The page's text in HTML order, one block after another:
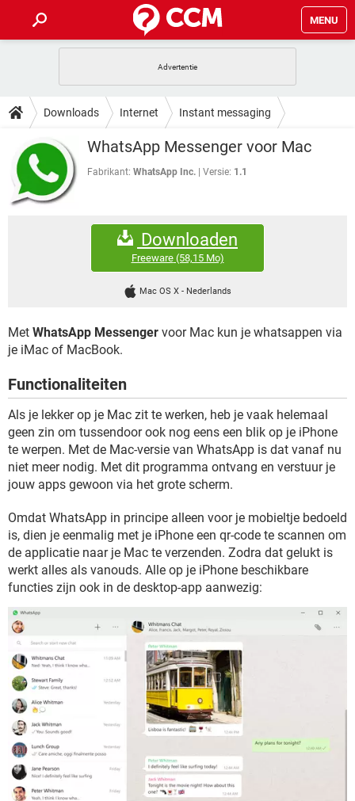
MENU
INSTAGRAM WINDOWS 10
NETFLIX CORONAVIRUS
GRATIS SNAPCHAT
TIKTOK
HOW-TO
VIDEOBELLEN
INSTAGRAM WINDOWS 10
NETFLIX
DOWNLOADS
VIDEOBELLEN GAMES
INSTAGRAM
CORONAVIRUS
SNAPCHAT
FORUM
WINDOWS 10
CORONAVIRUS
SNAPCHAT
GAMES
GRATIS SNAPCHAT
Downloads Internet Instant messaging
WhatsApp Messenger voor Mac
Fabrikant: WhatsApp Inc. Versie: 1.1
Downloaden
Freeware(58,15 Mo)
Mac OS X - Nederlands
Met WhatsApp Messenger voor Mac kun je whatsappen via
je iMac of MacBook.
Functionaliteiten
Als je lekker op je Mac zit te werken, heb je vaak helemaal
geen zin om tussendoor ook nog eens een blik op je iPhone
te werpen. Met de Mac-versie van WhatsApp is dat vanaf nu
niet meer nodig. Met dit programma ontvang en verstuur je
jouw apps gewoon via het grote scherm.
Omdat WhatsApp in principe alleen voor je mobieltje bedoeld
is, dien je eenmalig met je iPhone een qr-code te scannen om
de applicatie naar je Mac te verzenden. Zodra dat gelukt is
werkt alles als vanouds. Alle op je iPhone beschikbare
functies zijn ook in de desktop-app aanwezig: